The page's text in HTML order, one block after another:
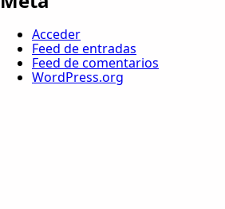
Acceder
Feed de entradas
Feed de comentarios
WordPress.org